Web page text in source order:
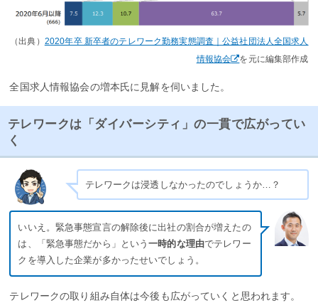
（出典） 2020年卒 新卒者のテレワーク勤務実態調査｜公益社団法人全国求人
情報協会
を元に編集部作成
全国求人情報協会の増本氏に見解を伺いました。
テレワークは「ダイバーシティ」の一貫で広がってい
く
テレワークは浸透しなかったのでしょうか…？
いいえ。緊急事態宣言の解除後に出社の割合が増えたの
は、「緊急事態だから」という一時的な理由でテレワー
クを導入した企業が多かったせいでしょう。
テレワークの取り組み自体は今後も広がっていくと思われます。